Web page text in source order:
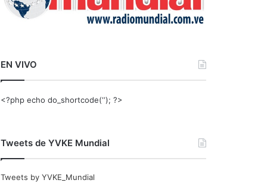
EN VIVO
<?php echo do_shortcode(‘‘); ?>
Tweets de YVKE Mundial
Tweets by YVKE_Mundial